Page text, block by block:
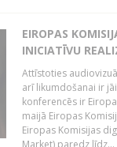
EIROPAS
INICIATĪVU
Attīstoties
arī likumdošanai ir
konferencēs ir
maijā Eiropas
Eiropas Komisijas
Market) paredz līdz...